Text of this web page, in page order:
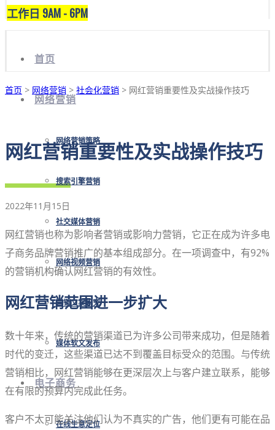
工作日 9AM - 6PM
首页
网络营销
网络营销策略
搜索引擎营销
社交媒体营销
网络视频营销
营销文案研究
媒体软文发布
电子商务
在线生意定位
首页 > 网络营销 > 社会化营销 > 网红营销重要性及实战操作技巧
网红营销重要性及实战操作技巧
2022年11月15日
网红营销也称为影响者营销或影响力营销，它正在成为许多电
子商务品牌营销推广的基本组成部分。在一项调查中，有92%
的营销机构确认网红营销的有效性。
网红营销范围进一步扩大
数十年来，传统的营销渠道已为许多公司带来成功，但是随着
时代的变迁，这些渠道已达不到覆盖目标受众的范围。与传统
营销相比，网红营销能够在更深层次上与客户建立联系，能够
在有限的预算内完成此任务。
客户不太可能关注他们认为不真实的广告，他们更有可能在品